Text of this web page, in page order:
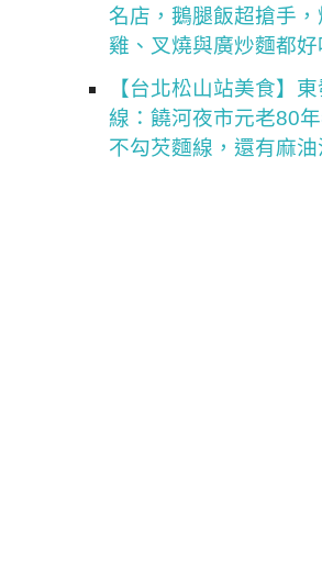
名店，鵝腿飯超搶手
雞、叉燒與廣炒麵都
【台北松山站美食】
線：饒河夜市元老80
不勾芡麵線，還有麻